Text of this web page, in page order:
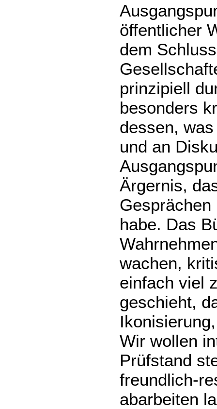
öffentlicher
dem
prinzipiell
besonders
dessen,
und an
Ärgernis,
habe. Das
wachen,
einfach viel
geschieht,
Wir wollen
Prüfstand
freundlich-
abarbeiten